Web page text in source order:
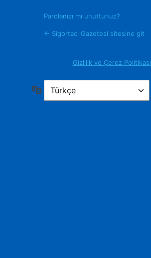
Parolanızı mı unuttunuz?
← Sigortacı Gazetesi sitesine git
Gizlilik ve Çerez Politikası
Dil